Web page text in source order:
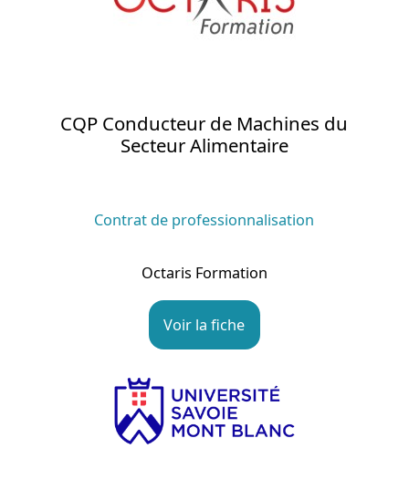
CQP Conducteur de Machines du
Secteur Alimentaire
Contrat de professionnalisation
Octaris Formation
Voir la fiche